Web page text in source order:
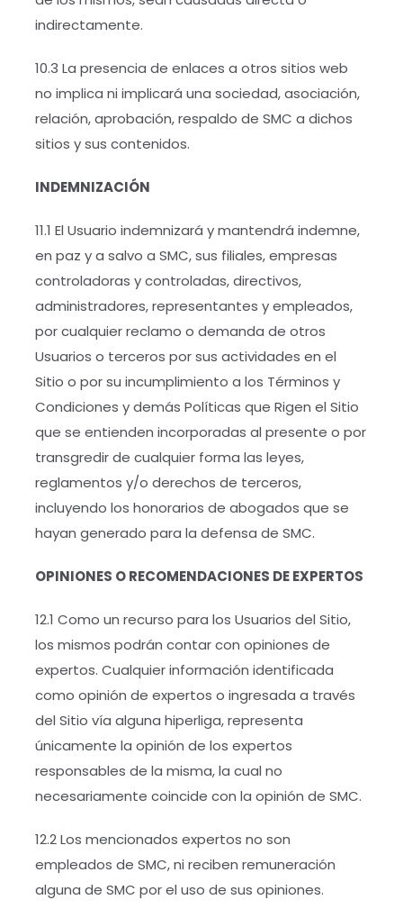
indirectamente.
10.3 La presencia de enlaces a otros sitios web
no implica ni implicará una sociedad, asociación,
relación, aprobación, respaldo de SMC a dichos
sitios y sus contenidos.
INDEMNIZACIÓN
11.1 El Usuario indemnizará y mantendrá indemne,
en paz y a salvo a SMC, sus filiales, empresas
controladoras y controladas, directivos,
administradores, representantes y empleados,
por cualquier reclamo o demanda de otros
Usuarios o terceros por sus actividades en el
Sitio o por su incumplimiento a los Términos y
Condiciones y demás Políticas que Rigen el Sitio
que se entienden incorporadas al presente o por
transgredir de cualquier forma las leyes,
reglamentos y/o derechos de terceros,
incluyendo los honorarios de abogados que se
hayan generado para la defensa de SMC.
OPINIONES O RECOMENDACIONES DE EXPERTOS
12.1 Como un recurso para los Usuarios del Sitio,
los mismos podrán contar con opiniones de
expertos. Cualquier información identificada
como opinión de expertos o ingresada a través
del Sitio vía alguna hiperliga, representa
únicamente la opinión de los expertos
responsables de la misma, la cual no
necesariamente coincide con la opinión de SMC.
12.2 Los mencionados expertos no son
empleados de SMC, ni reciben remuneración
alguna de SMC por el uso de sus opiniones.